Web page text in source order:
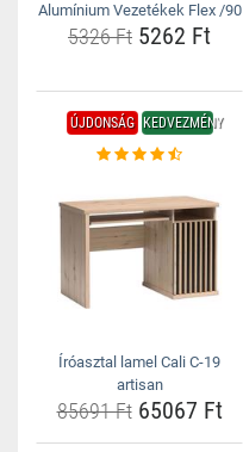
Alumínium Vezetékek Flex /90
5326 Ft 5262 Ft
ÚJDONSÁG KEDVEZMÉNY
Íróasztal lamel Cali C-19
artisan
85691 Ft65067 Ft